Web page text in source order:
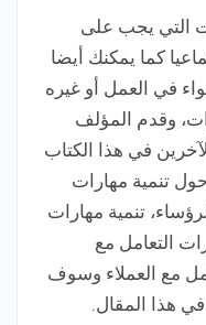
التي يجب على
كما يمكنك أيضا
في العمل أو غيره
وقدم المؤلف
في هذا الكتاب
تنمية مهارات
تنمية مهارات
التعامل مع
مع العملاء وسوف
هذا المقال.